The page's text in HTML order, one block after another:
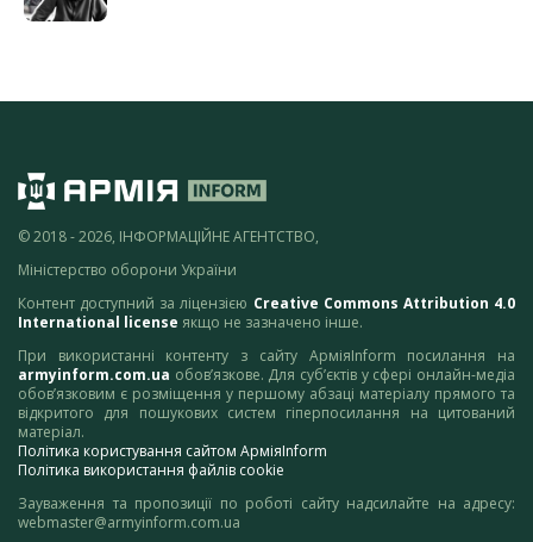
© 2018 - 2026, ІНФОРМАЦІЙНЕ АГЕНТСТВО,
Міністерство оборони України
Контент доступний за ліцензією Creative Commons Attribution 4.0
International license якщо не зазначено інше.
При використанні контенту з сайту АрміяInform посилання на
armyinform.com.ua обов’язкове. Для суб’єктів у сфері онлайн-медіа
обов’язковим є розміщення у першому абзаці матеріалу прямого та
відкритого для пошукових систем гіперпосилання на цитований
матеріал.
Політика користування сайтом АрміяInform
Політика використання файлів cookie
Зауваження та пропозиції по роботі сайту надсилайте на адресу:
webmaster@armyinform.com.ua